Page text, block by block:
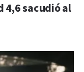
sacudió al